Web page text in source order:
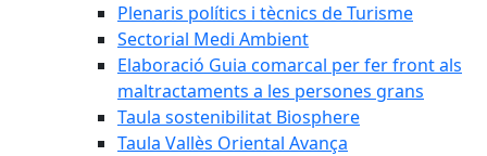
Plenaris polítics i tècnics de Turisme
Sectorial Medi Ambient
Elaboració Guia comarcal per fer front als
maltractaments a les persones grans
Taula sostenibilitat Biosphere
Taula Vallès Oriental Avança